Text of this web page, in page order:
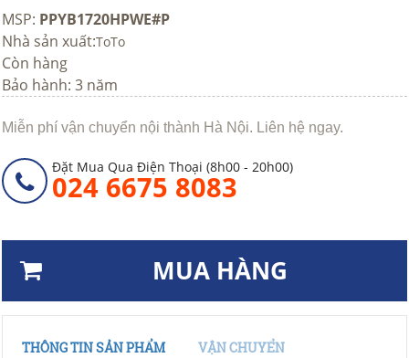
MSP: PPYB1720HPWE#P
Nhà sản xuất:ToTo
Còn hàng
Bảo hành: 3 năm
Miễn phí vận chuyển nội thành Hà Nội. Liên hệ ngay.
Đặt Mua Qua Điện Thoại (8h00 - 20h00)
024 6675 8083
MUA HÀNG
THÔNG TIN SẢN PHẨM
VẬN CHUYỂN